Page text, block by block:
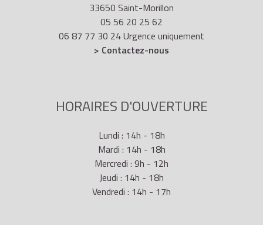
33650 Saint-Morillon
05 56 20 25 62
06 87 77 30 24 Urgence uniquement
> Contactez-nous
HORAIRES D'OUVERTURE
Lundi : 14h - 18h
Mardi : 14h - 18h
Mercredi : 9h - 12h
Jeudi : 14h - 18h
Vendredi : 14h - 17h